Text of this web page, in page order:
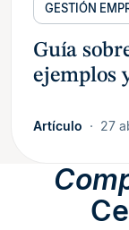
GESTIÓN
Guía
ejemplos
Artículo 27